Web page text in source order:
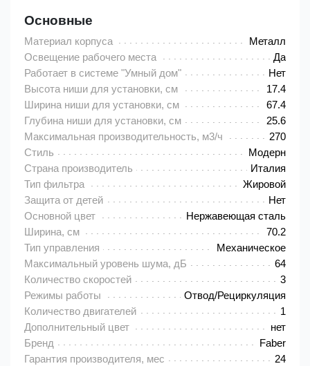
Основные
Материал корпуса
Металл
Освещение рабочего места
Да
Работает в системе "Умный дом"
Нет
Высота ниши для установки, см
17.4
Ширина ниши для установки, см
67.4
Глубина ниши для установки, см
25.6
Максимальная производительность, м3/ч
270
Стиль
Модерн
Страна производитель
Италия
Тип фильтра
Жировой
Защита от детей
Нет
Основной цвет
Нержавеющая сталь
Ширина, см
70.2
Тип управления
Механическое
Максимальный уровень шума, дБ
64
Количество скоростей
3
Режимы работы
Отвод/Рециркуляция
Количество двигателей
1
Дополнительный цвет
нет
Бренд
Faber
Гарантия производителя, мес
24